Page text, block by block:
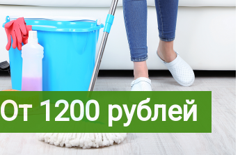
От 1200 рублей